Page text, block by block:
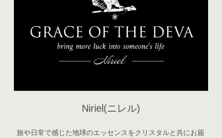
Niriel(ニレル)
旅や日常で感じた地球のエッセンスをクリスタルと共にお届